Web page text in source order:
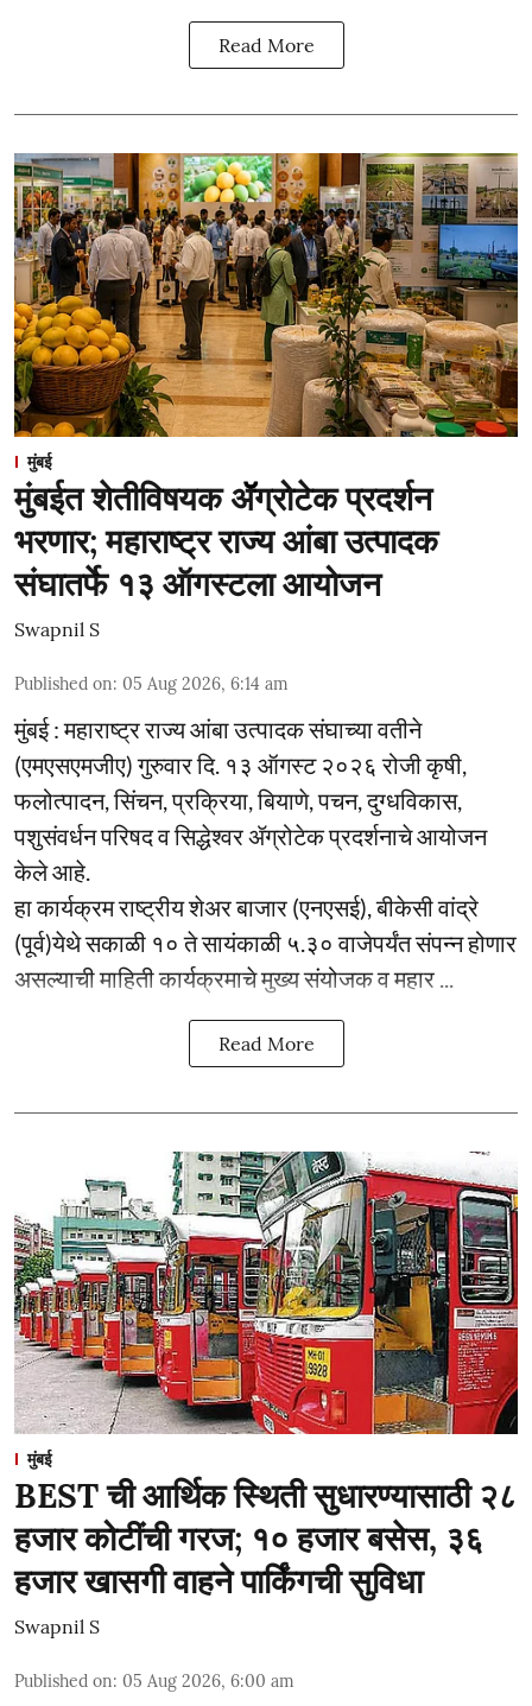
Read More
मुंबई
मुंबईत शेतीविषयक ॲॅग्रोटेक प्रदर्शन
भरणार; महाराष्ट्र राज्य आंबा उत्पादक
संघातर्फे १३ ऑगस्टला आयोजन
Swapnil S
Published on: 05 Aug 2026, 6:14 am
मुंबई : महाराष्ट्र राज्य आंबा उत्पादक संघाच्या वतीने
(एमएसएमजीए) गुरुवार दि. १३ ऑगस्ट २०२६ रोजी कृषी,
फलोत्पादन, सिंचन, प्रक्रिया, बियाणे, पचन, दुग्धविकास,
पशुसंवर्धन परिषद व सिद्धेश्वर ॲग्रोटेक प्रदर्शनाचे आयोजन
केले आहे.
हा कार्यक्रम राष्ट्रीय शेअर बाजार (एनएसई), बीकेसी वांद्रे
(पूर्व)येथे सकाळी १० ते सायंकाळी ५.३० वाजेपर्यंत संपन्न होणार
असल्याची माहिती कार्यक्रमाचे मुख्य संयोजक व महार ...
Read More
मुंबई
BEST ची आर्थिक स्थिती सुधारण्यासाठी २८
हजार कोटींची गरज; १० हजार बसेस, ३६
हजार खासगी वाहने पार्किंगची सुविधा
Swapnil S
Published on: 05 Aug 2026, 6:00 am